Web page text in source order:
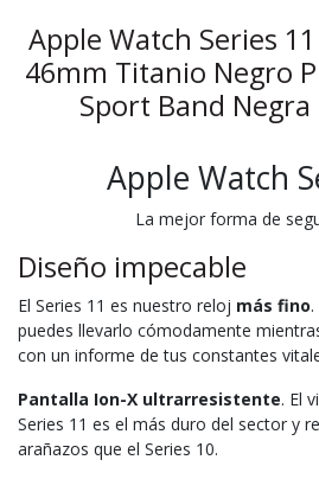
Apple Watch Series
46mm Titanio Negro
Sport Band
Apple Watch
La mejor forma de
Diseño impecable
El Series 11 es nuestro reloj más fino
puedes llevarlo cómodamente
con un informe de tus constantes
Pantalla Ion-X ultrarresistente. El
Series 11 es el más duro del sector y
arañazos que el Series 10.